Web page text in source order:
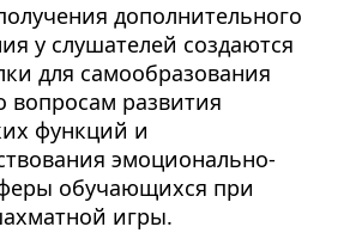
дополнительного
у слушателей создаются
для самообразования
вопросам развития
функций и
эмоционально-
обучающихся при
игры.